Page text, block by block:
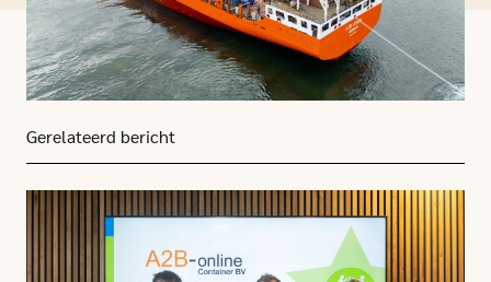
Gerelateerd bericht
Click here to go to this article